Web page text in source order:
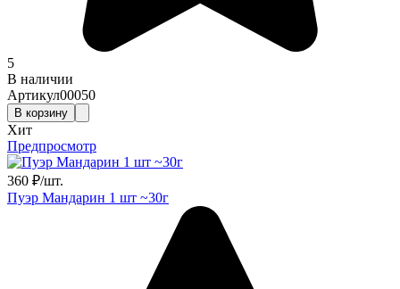
5
В наличии
Артикул00050
В корзину
Хит
Предпросмотр
360 ₽/шт.
Пуэр Мандарин 1 шт ~30г